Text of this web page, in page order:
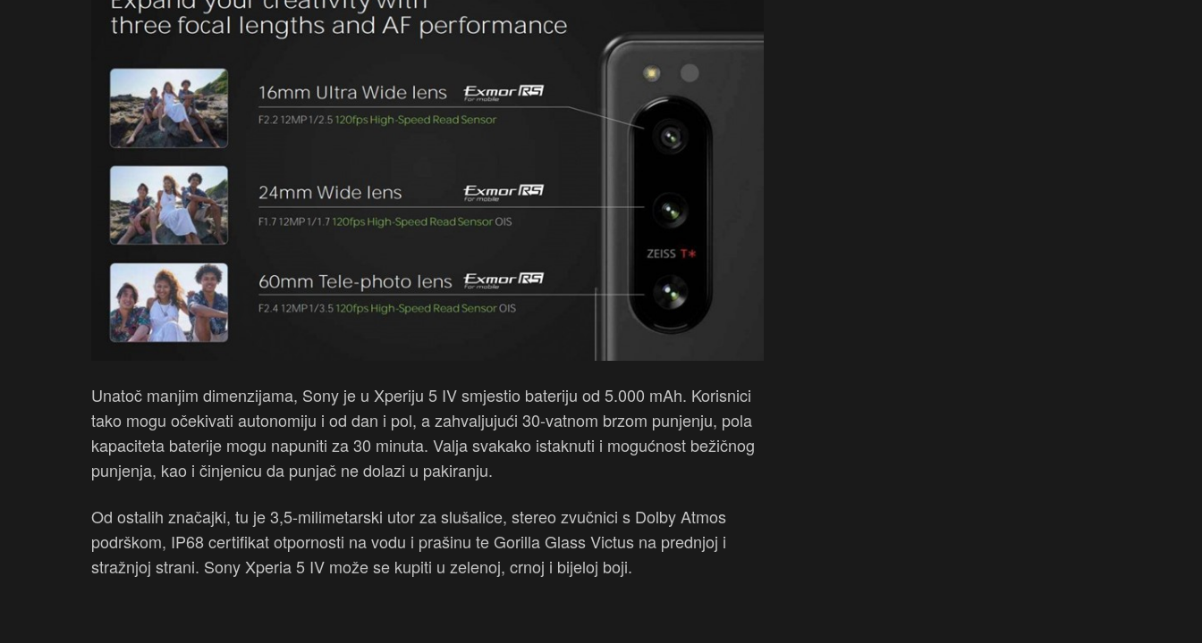
Unatoč manjim dimenzijama, Sony je u Xperiju 5 IV smjestio bateriju od 5.000 mAh. Korisnici
tako mogu očekivati autonomiju i od dan i pol, a zahvaljujući 30-vatnom brzom punjenju, pola
kapaciteta baterije mogu napuniti za 30 minuta. Valja svakako istaknuti i mogućnost bežičnog
punjenja, kao i činjenicu da punjač ne dolazi u pakiranju.
Od ostalih značajki, tu je 3,5-milimetarski utor za slušalice, stereo zvučnici s Dolby Atmos
podrškom, IP68 certifikat otpornosti na vodu i prašinu te Gorilla Glass Victus na prednjoj i
stražnjoj strani. Sony Xperia 5 IV može se kupiti u zelenoj, crnoj i bijeloj boji.